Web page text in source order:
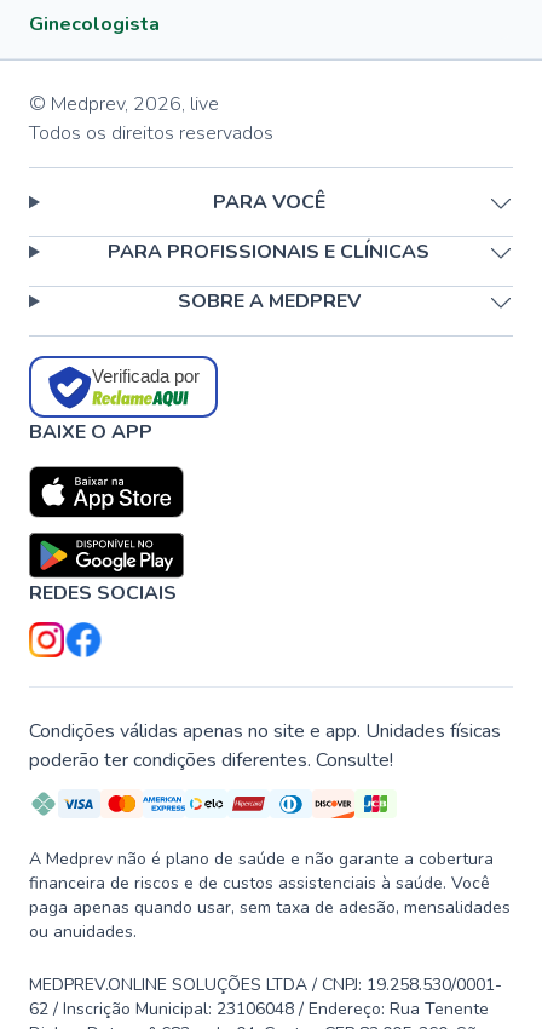
Ginecologista
© Medprev, 2026, live
Todos os direitos reservados
PARA VOCÊ
PARA PROFISSIONAIS E CLÍNICAS
SOBRE A MEDPREV
Verificada por
BAIXE O APP
REDES SOCIAIS
Condições válidas apenas no site e app. Unidades físicas
poderão ter condições diferentes. Consulte!
A Medprev não é plano de saúde e não garante a cobertura
financeira de riscos e de custos assistenciais à saúde. Você
paga apenas quando usar, sem taxa de adesão, mensalidades
ou anuidades.
MEDPREV.ONLINE SOLUÇÕES LTDA / CNPJ: 19.258.530/0001-
62 / Inscrição Municipal: 23106048 / Endereço: Rua Tenente